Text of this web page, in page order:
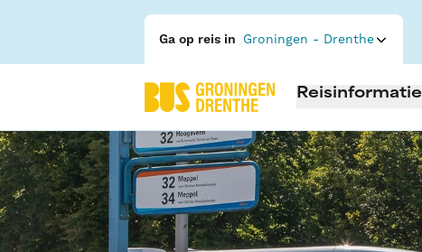
Ga op reis in Groningen - Drenthe
Reisinformatie